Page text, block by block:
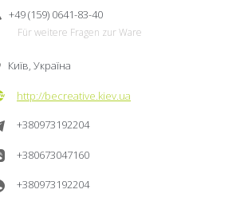
+49 (159) 0641-83-40
Für weitere Fragen zur Ware
Київ, Україна
http://becreative.kiev.ua
+380973192204
+380673047160
+380973192204